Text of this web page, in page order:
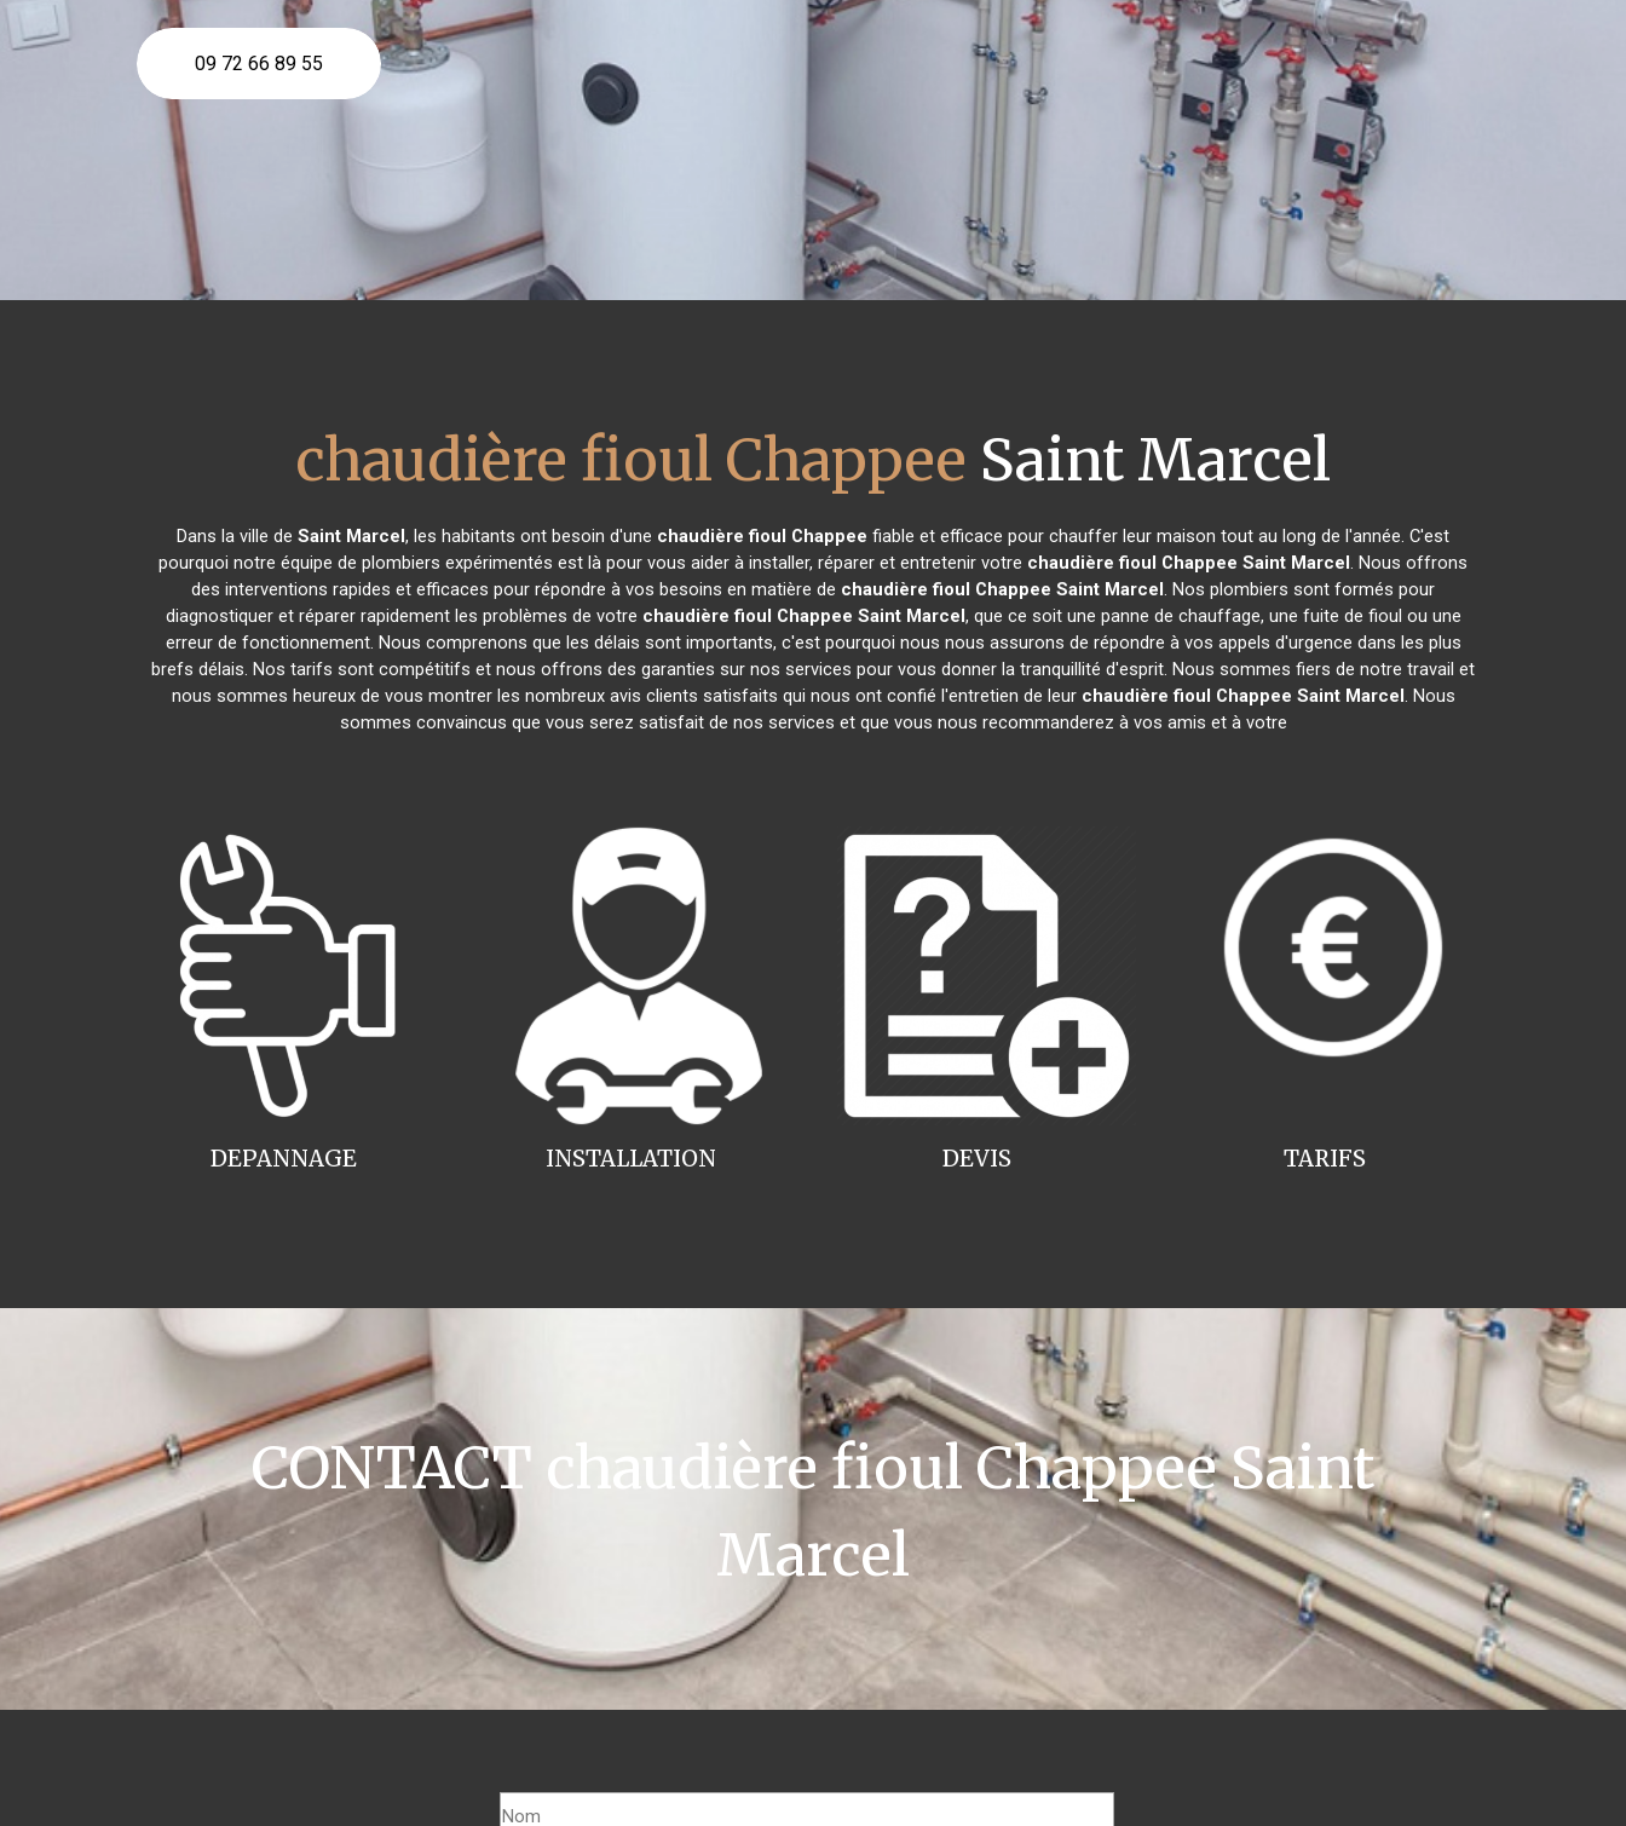
09 72 66 89 55
chaudière fioul Chappee Saint Marcel
Dans la ville de Saint Marcel, les habitants ont besoin d'une chaudière fioul Chappee fiable et efficace pour chauffer leur maison tout au long de l'année. C'est
pourquoi notre équipe de plombiers expérimentés est là pour vous aider à installer, réparer et entretenir votre chaudière fioul Chappee Saint Marcel. Nous offrons
des interventions rapides et efficaces pour répondre à vos besoins en matière de chaudière fioul Chappee Saint Marcel. Nos plombiers sont formés pour
diagnostiquer et réparer rapidement les problèmes de votre chaudière fioul Chappee Saint Marcel, que ce soit une panne de chauffage, une fuite de fioul ou une
erreur de fonctionnement. Nous comprenons que les délais sont importants, c'est pourquoi nous nous assurons de répondre à vos appels d'urgence dans les plus
brefs délais. Nos tarifs sont compétitifs et nous offrons des garanties sur nos services pour vous donner la tranquillité d'esprit. Nous sommes fiers de notre travail et
nous sommes heureux de vous montrer les nombreux avis clients satisfaits qui nous ont confié l'entretien de leur chaudière fioul Chappee Saint Marcel. Nous
sommes convaincus que vous serez satisfait de nos services et que vous nous recommanderez à vos amis et à votre
INSTALLATION
DEPANNAGE TARIFS
DEVIS
CONTACT chaudière fioul Chappee Saint
Marcel